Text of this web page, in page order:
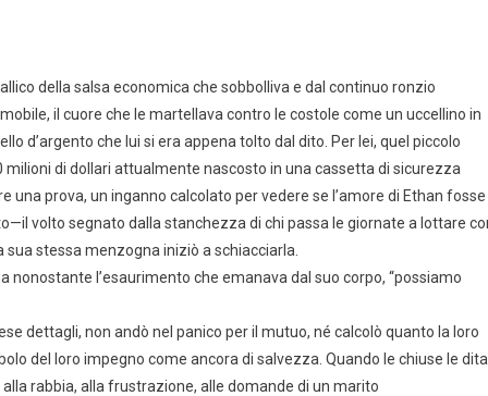
della salsa economica che sobbolliva e dal continuo ronzio
il cuore che le martellava contro le costole come un uccellino in
d’argento che lui si era appena tolto dal dito. Per lei, quel piccolo
di dollari attualmente nascosto in una cassetta di sicurezza
una prova, un inganno calcolato per vedere se l’amore di Ethan fosse
volto segnato dalla stanchezza di chi passa le giornate a lottare
stessa menzogna iniziò a schiacciarla.
nonostante l’esaurimento che emanava dal suo corpo, “possiamo
dettagli, non andò nel panico per il mutuo, né calcolò quanto la loro
del loro impegno come ancora di salvezza. Quando le chiuse le dita
rabbia, alla frustrazione, alle domande di un marito